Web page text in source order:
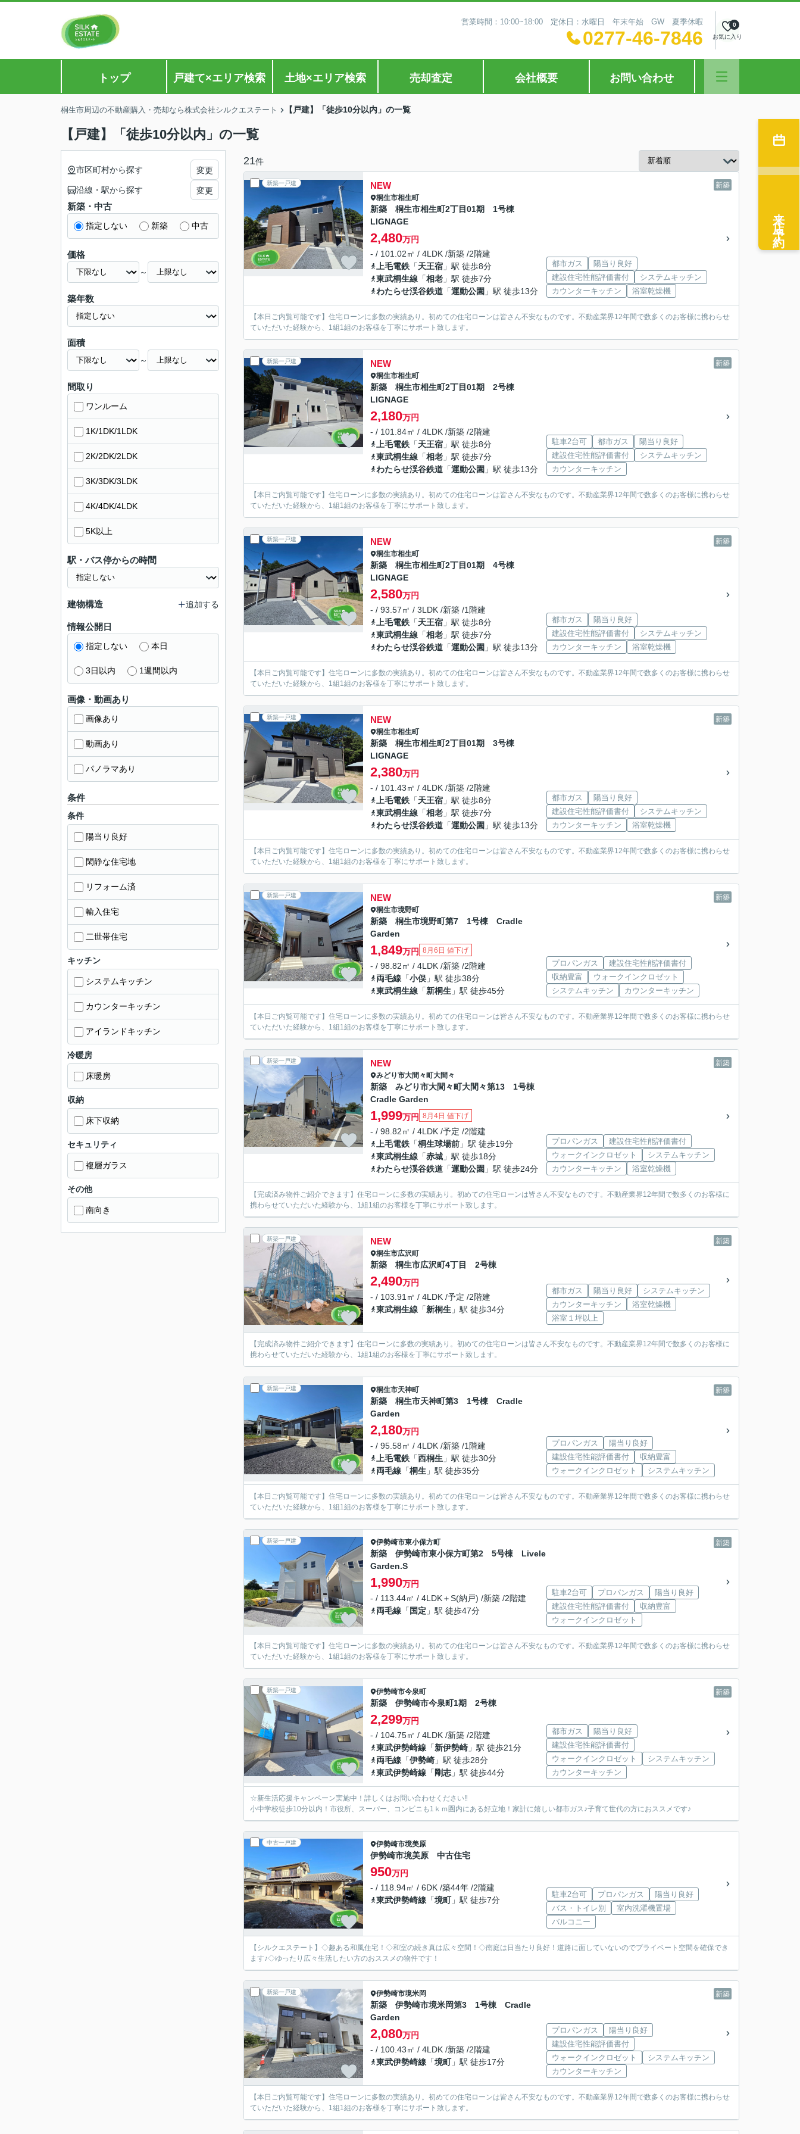
営業時間：10:00~18:00 定休日：水曜日 年末年始 GW 夏季休暇
0277-46-7846 お気に入り
0
トップ 戸建て×エリア検索 土地×エリア検索 売却査定 会社概要 お問い合わせ
桐生市周辺の不動産購入・売却なら株式会社シルクエステート 【戸建】「徒歩10分以内」の一覧
【戸建】「徒歩10分以内」の一覧
21件
新築一戸建 新築
NEW
桐生市相生町
新築 桐生市相生町2丁目01期 1号棟
LIGNAGE
2,480万円
- / 101.02㎡ / 4LDK /新築 /2階建
上毛電鉄 「天王宿 」駅 徒歩8分
東武桐生線 「相老 」駅 徒歩7分
わたらせ渓谷鉄道 「運動公園 」駅 徒歩13分
都市ガス
陽当り良好
建設住宅性能評価書付
システムキッチン
カウンターキッチン
浴室乾燥機
【本日ご内覧可能です】住宅ローンに多数の実績あり。初めての住宅ローンは皆さん不安なものです。不動産業界12年間で数多くのお客様に携わらせ
ていただいた経験から、1組1組のお客様を丁寧にサポート致します。
新築一戸建 新築
NEW
桐生市相生町
新築 桐生市相生町2丁目01期 2号棟
LIGNAGE
2,180万円
- / 101.84㎡ / 4LDK /新築 /2階建
上毛電鉄 「天王宿 」駅 徒歩8分
東武桐生線 「相老 」駅 徒歩7分
わたらせ渓谷鉄道 「運動公園 」駅 徒歩13分
駐車2台可 都市ガス
陽当り良好
建設住宅性能評価書付
システムキッチン
カウンターキッチン
【本日ご内覧可能です】住宅ローンに多数の実績あり。初めての住宅ローンは皆さん不安なものです。不動産業界12年間で数多くのお客様に携わらせ
ていただいた経験から、1組1組のお客様を丁寧にサポート致します。
新築一戸建 新築
NEW
桐生市相生町
新築 桐生市相生町2丁目01期 4号棟
LIGNAGE
2,580万円
- / 93.57㎡ / 3LDK /新築 /1階建
上毛電鉄 「天王宿 」駅 徒歩8分
東武桐生線 「相老 」駅 徒歩7分
わたらせ渓谷鉄道 「運動公園 」駅 徒歩13分
都市ガス
陽当り良好
建設住宅性能評価書付
システムキッチン
カウンターキッチン
浴室乾燥機
【本日ご内覧可能です】住宅ローンに多数の実績あり。初めての住宅ローンは皆さん不安なものです。不動産業界12年間で数多くのお客様に携わらせ
ていただいた経験から、1組1組のお客様を丁寧にサポート致します。
新築一戸建 新築
NEW
桐生市相生町
新築 桐生市相生町2丁目01期 3号棟
LIGNAGE
2,380万円
- / 101.43㎡ / 4LDK /新築 /2階建
上毛電鉄 「天王宿 」駅 徒歩8分
東武桐生線 「相老 」駅 徒歩7分
わたらせ渓谷鉄道 「運動公園 」駅 徒歩13分
都市ガス
陽当り良好
建設住宅性能評価書付
システムキッチン
カウンターキッチン
浴室乾燥機
【本日ご内覧可能です】住宅ローンに多数の実績あり。初めての住宅ローンは皆さん不安なものです。不動産業界12年間で数多くのお客様に携わらせ
ていただいた経験から、1組1組のお客様を丁寧にサポート致します。
新築一戸建 新築
NEW
桐生市境野町
新築 桐生市境野町第7 1号棟 Cradle
Garden
1,849万円 8月6日 値下げ
- / 98.82㎡ / 4LDK /新築 /2階建
両毛線 「小俣 」駅 徒歩38分
東武桐生線 「新桐生 」駅 徒歩45分
プロパンガス
建設住宅性能評価書付
収納豊富
ウォークインクロゼット
システムキッチン
カウンターキッチン
【本日ご内覧可能です】住宅ローンに多数の実績あり。初めての住宅ローンは皆さん不安なものです。不動産業界12年間で数多くのお客様に携わらせ
ていただいた経験から、1組1組のお客様を丁寧にサポート致します。
新築一戸建 新築
NEW
みどり市大間々町大間々
新築 みどり市大間々町大間々第13 1号棟
Cradle Garden
1,999万円 8月4日 値下げ
- / 98.82㎡ / 4LDK /予定 /2階建
上毛電鉄 「桐生球場前 」駅 徒歩19分
東武桐生線 「赤城 」駅 徒歩18分
わたらせ渓谷鉄道 「運動公園 」駅 徒歩24分
プロパンガス
建設住宅性能評価書付
ウォークインクロゼット
システムキッチン
カウンターキッチン
浴室乾燥機
【完成済み物件ご紹介できます】住宅ローンに多数の実績あり。初めての住宅ローンは皆さん不安なものです。不動産業界12年間で数多くのお客様に
携わらせていただいた経験から、1組1組のお客様を丁寧にサポート致します。
新築一戸建 新築
NEW
桐生市広沢町
新築 桐生市広沢町4丁目 2号棟
2,490万円
- / 103.91㎡ / 4LDK /予定 /2階建
東武桐生線 「新桐生 」駅 徒歩34分
都市ガス 陽当り良好
システムキッチン
カウンターキッチン
浴室乾燥機
浴室１坪以上
【完成済み物件ご紹介できます】住宅ローンに多数の実績あり。初めての住宅ローンは皆さん不安なものです。不動産業界12年間で数多くのお客様に
携わらせていただいた経験から、1組1組のお客様を丁寧にサポート致します。
新築一戸建 新築
桐生市天神町
新築 桐生市天神町第3 1号棟 Cradle
Garden
2,180万円
- / 95.58㎡ / 4LDK /新築 /1階建
上毛電鉄 「西桐生 」駅 徒歩30分
両毛線 「桐生 」駅 徒歩35分
プロパンガス
陽当り良好
建設住宅性能評価書付
収納豊富
ウォークインクロゼット
システムキッチン
【本日ご内覧可能です】住宅ローンに多数の実績あり。初めての住宅ローンは皆さん不安なものです。不動産業界12年間で数多くのお客様に携わらせ
ていただいた経験から、1組1組のお客様を丁寧にサポート致します。
新築一戸建 新築
伊勢崎市東小保方町
新築 伊勢崎市東小保方町第2 5号棟 Livele
Garden.S
1,990万円
- / 113.44㎡ / 4LDK＋S(納戸) /新築 /2階建
両毛線 「 国定 」駅 徒歩47分
駐車2台可 プロパンガス
陽当り良好
建設住宅性能評価書付
収納豊富
ウォークインクロゼット
【本日ご内覧可能です】住宅ローンに多数の実績あり。初めての住宅ローンは皆さん不安なものです。不動産業界12年間で数多くのお客様に携わらせ
ていただいた経験から、1組1組のお客様を丁寧にサポート致します。
新築一戸建 新築
伊勢崎市今泉町
新築 伊勢崎市今泉町1期 2号棟
2,299万円
- / 104.75㎡ / 4LDK /新築 /2階建
東武伊勢崎線 「新伊勢崎 」駅 徒歩21分
両毛線 「伊勢崎 」駅 徒歩28分
東武伊勢崎線 「 剛志 」駅 徒歩44分
都市ガス
陽当り良好
建設住宅性能評価書付
ウォークインクロゼット
システムキッチン
カウンターキッチン
☆新生活応援キャンペーン実施中！詳しくはお問い合わせください‼
小中学校徒歩10分以内！市役所、スーパー、コンビニも1ｋｍ圏内にある好立地！家計に嬉しい都市ガス♪子育て世代の方におススメです♪
中古一戸建 伊勢崎市境美原
伊勢崎市境美原 中古住宅
950万円
- / 118.94㎡ / 6DK /築44年 /2階建
東武伊勢崎線 「境町」駅 徒歩7分
駐車2台可 プロパンガス
陽当り良好
バス・トイレ別
室内洗濯機置場
バルコニー
【シルクエステート】◇趣ある和風住宅！◇和室の続き真は広々空間！◇南庭は日当たり良好！道路に面していないのでプライベート空間を確保でき
ます♪◇ゆったり広々生活したい方のおススメの物件です！
新築一戸建 新築
伊勢崎市境米岡
新築 伊勢崎市境米岡第3 1号棟 Cradle
Garden
2,080万円
- / 100.43㎡ / 4LDK /新築 /2階建
東武伊勢崎線 「境町」駅 徒歩17分
プロパンガス
陽当り良好
建設住宅性能評価書付
ウォークインクロゼット
システムキッチン
カウンターキッチン
【本日ご内覧可能です】住宅ローンに多数の実績あり。初めての住宅ローンは皆さん不安なものです。不動産業界12年間で数多くのお客様に携わらせ
ていただいた経験から、1組1組のお客様を丁寧にサポート致します。
市区町村から探す 変更
沿線・駅から探す 変更
新築・中古
指定しない 新築 中古
価格
～
築年数
面積
～
間取り
ワンルーム
1K/1DK/1LDK
2K/2DK/2LDK
3K/3DK/3LDK
4K/4DK/4LDK
5K以上
駅・バス停からの時間
建物構造 追加する
情報公開日
指定しない 本日
3日以内 1週間以内
画像・動画あり
画像あり
動画あり
パノラマあり
条件
条件
陽当り良好
閑静な住宅地
リフォーム済
輸入住宅
二世帯住宅
キッチン
システムキッチン
カウンターキッチン
アイランドキッチン
冷暖房
床暖房
収納
床下収納
セキュリティ
複層ガラス
その他
南向き
来店予約